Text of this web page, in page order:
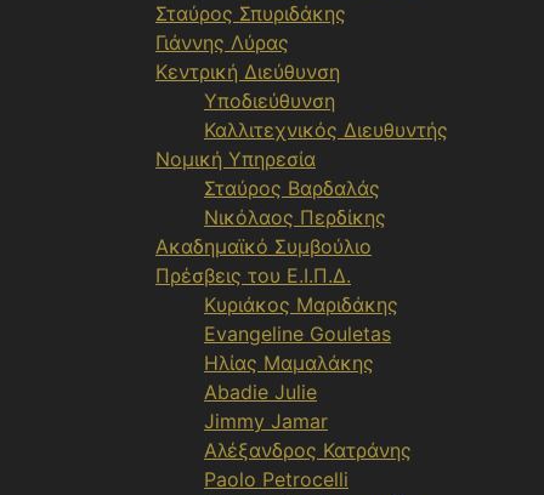
Σταύρος Σπυριδάκης
Γιάννης Λύρας
Κεντρική Διεύθυνση
Υποδιεύθυνση
Καλλιτεχνικός Διευθυντής
Νομική Υπηρεσία
Σταύρος Βαρδαλάς
Νικόλαος Περδίκης
Ακαδημαϊκό Συμβούλιο
Πρέσβεις του Ε.Ι.Π.Δ.
Κυριάκος Μαριδάκης
Evangeline Gouletas
Ηλίας Μαμαλάκης
Abadie Julie
Jimmy Jamar
Αλέξανδρος Κατράνης
Paolo Petrocelli